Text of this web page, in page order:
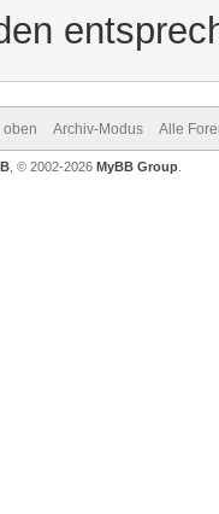
oben Archiv-Modus Alle
, © 2002-2026 MyBB Group